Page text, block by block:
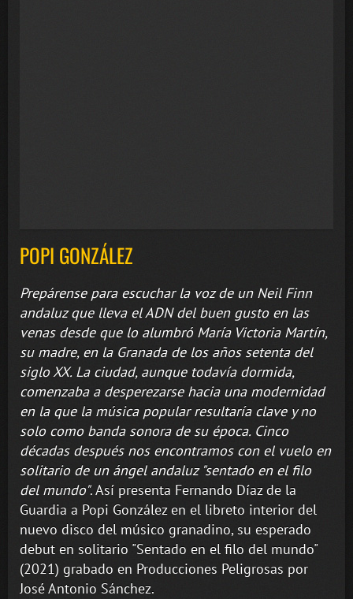
POPI GONZÁLEZ
Prepárense para escuchar la voz de un Neil Finn
andaluz que lleva el ADN del buen gusto en las
venas desde que lo alumbró María Victoria Martín,
su madre, en la Granada de los años setenta del
siglo XX. La ciudad, aunque todavía dormida,
comenzaba a desperezarse hacia una modernidad
en la que la música popular resultaría clave y no
solo como banda sonora de su época. Cinco
décadas después nos encontramos con el vuelo en
solitario de un ángel andaluz "sentado en el filo
del mundo". Así presenta Fernando Díaz de la
Guardia a Popi González en el libreto interior del
nuevo disco del músico granadino, su esperado
debut en solitario "Sentado en el filo del mundo"
(2021) grabado en Producciones Peligrosas por
José Antonio Sánchez.